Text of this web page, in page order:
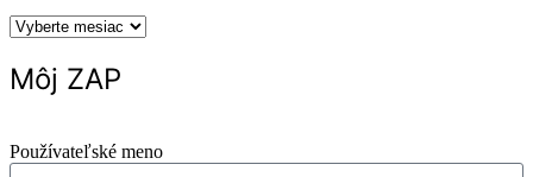
Môj ZAP
Používateľské meno